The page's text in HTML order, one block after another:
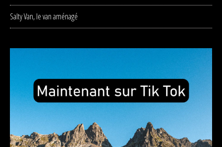
Salty Van, le van aménagé